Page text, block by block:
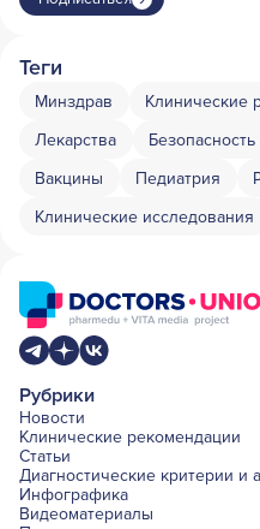
Теги
Минздрав Клинические
Лекарства
Безопасность
Вакцины
Педиатрия
Клинические исследования
Рубрики
Новости
Клинические рекомендации
Статьи
Диагностические критерии и
Инфографика
Видеоматериалы